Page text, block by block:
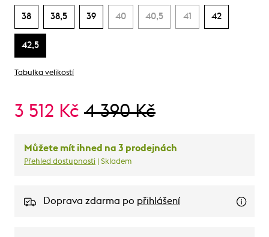
38 38,5 39 40 40,5 41 42
42,5
Tabulka velikostí
3 512 Kč 4 390 Kč
Můžete mít ihned na 3 prodejnách
Přehled dostupnosti | Skladem
Doprava zdarma po přihlášení